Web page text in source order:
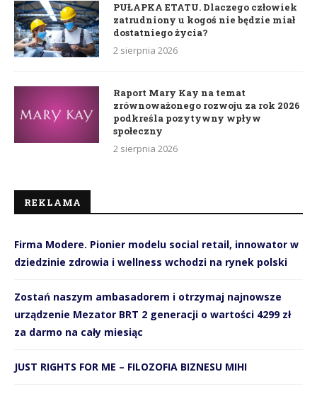
PUŁAPKA ETATU. Dlaczego człowiek
zatrudniony u kogoś nie będzie miał
dostatniego życia?
2 sierpnia 2026
Raport Mary Kay na temat
zrównoważonego rozwoju za rok 2026
podkreśla pozytywny wpływ
społeczny
2 sierpnia 2026
REKLAMA
Firma Modere. Pionier modelu social retail, innowator w
dziedzinie zdrowia i wellness wchodzi na rynek polski
Zostań naszym ambasadorem i otrzymaj najnowsze
urządzenie Mezator BRT 2 generacji o wartości 4299 zł
za darmo na cały miesiąc
JUST RIGHTS FOR ME – FILOZOFIA BIZNESU MIHI